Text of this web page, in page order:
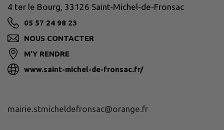
4 ter le Bourg, 33126 Saint-Michel-de-Fronsac
05 57 24 98 23
NOUS CONTACTER
M'Y RENDRE
www.saint-michel-de-fronsac.fr/
mairie.stmicheldefronsac@orange.fr